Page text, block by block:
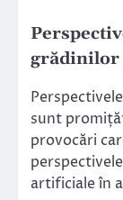
grădinilor
sunt
provocări
artificiale în